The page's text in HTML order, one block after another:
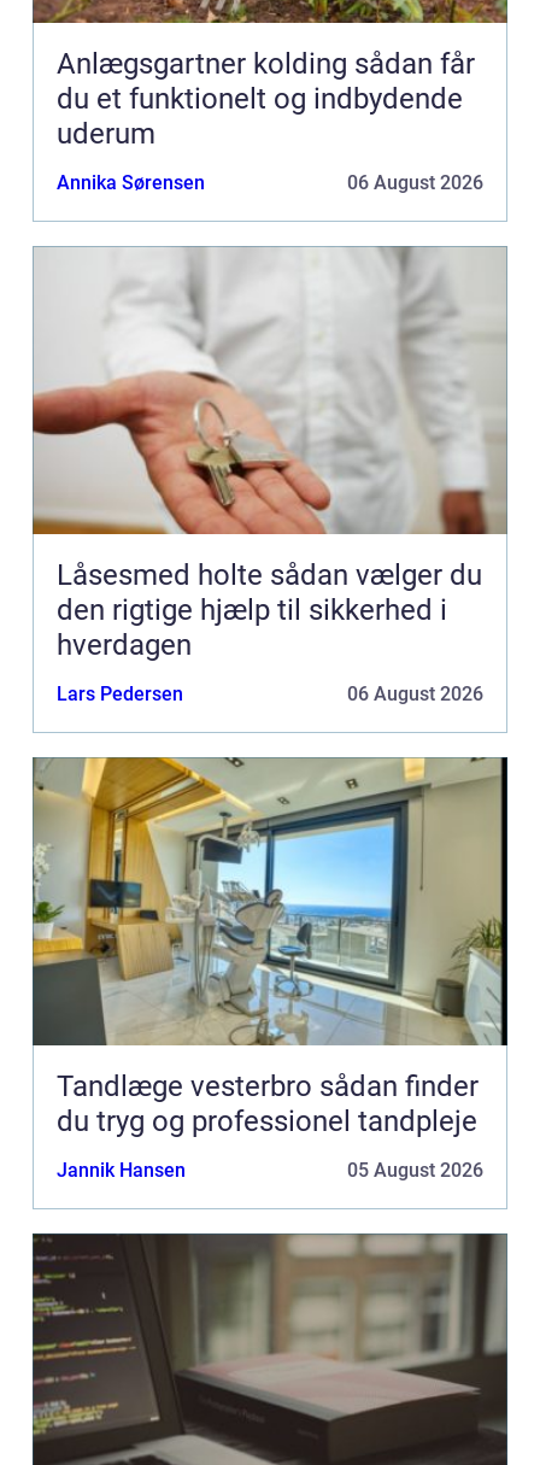
Anlægsgartner kolding sådan får
du et funktionelt og indbydende
uderum
Annika Sørensen 06 August 2026
Låsesmed holte sådan vælger du
den rigtige hjælp til sikkerhed i
hverdagen
Lars Pedersen 06 August 2026
Tandlæge vesterbro sådan finder
du tryg og professionel tandpleje
Jannik Hansen 05 August 2026